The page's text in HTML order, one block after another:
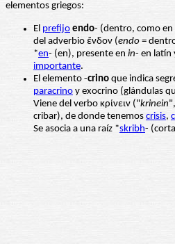
elementos griegos:
El prefijo endo- (dentro, como en
del adverbio ἔνδον (endo =
*en- (en), presente en in- en latín
importante.
El elemento -crino que indica
paracrino y exocrino (glándulas
Viene del verbo κρίνειν ("krinein
cribar), de donde tenemos crisis,
Se asocia a una raíz *skribh-